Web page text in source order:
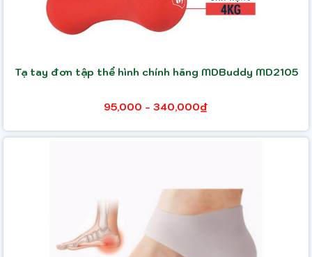
Tạ tay đơn tập thể hình chính hãng MDBuddy MD2105
95,000 - 340,000₫